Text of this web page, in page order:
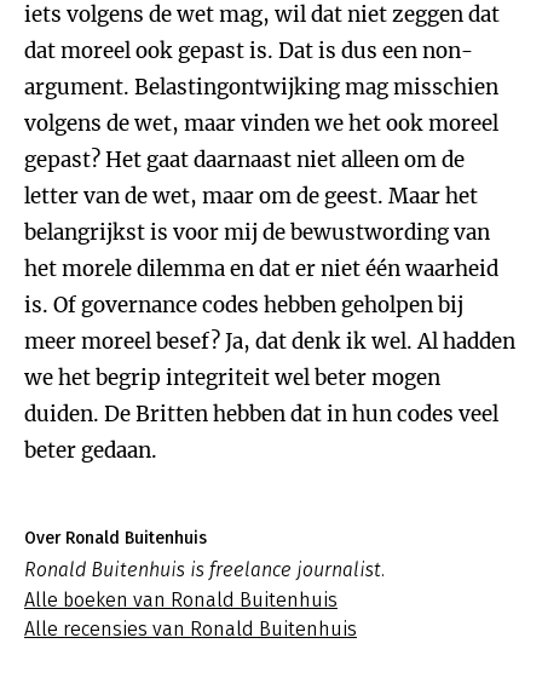
iets volgens de wet mag, wil dat niet zeggen dat
dat moreel ook gepast is. Dat is dus een non-
argument. Belastingontwijking mag misschien
volgens de wet, maar vinden we het ook moreel
gepast? Het gaat daarnaast niet alleen om de
letter van de wet, maar om de geest. Maar het
belangrijkst is voor mij de bewustwording van
het morele dilemma en dat er niet één waarheid
is. Of governance codes hebben geholpen bij
meer moreel besef? Ja, dat denk ik wel. Al hadden
we het begrip integriteit wel beter mogen
duiden. De Britten hebben dat in hun codes veel
beter gedaan.
Over Ronald Buitenhuis
Ronald Buitenhuis is freelance journalist.
Alle boeken van Ronald Buitenhuis
Alle recensies van Ronald Buitenhuis